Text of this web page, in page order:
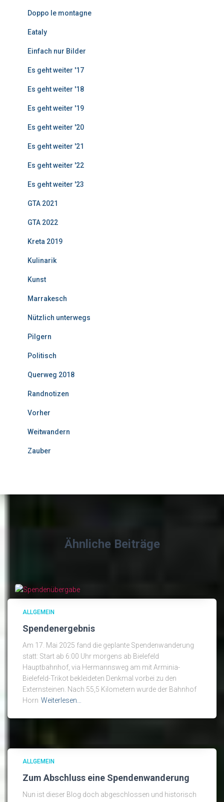
Doppo le montagne
Eataly
Einfach nur Bilder
Es geht weiter '17
Es geht weiter '18
Es geht weiter '19
Es geht weiter '20
Es geht weiter '21
Es geht weiter '22
Es geht weiter '23
GTA 2021
GTA 2022
Kreta 2019
Kulinarik
Kunst
Marrakesch
Nützlich unterwegs
Pilgern
Politisch
Querweg 2018
Randnotizen
Vorher
Weitwandern
Zauber
Ähnliche Beiträge
ALLGEMEIN
Spendenergebnis
Am 17. Mai 2025 fand die geplante Spendenwanderung
statt: Start ab 6:00 Uhr morgens ab Bielefeld
Hauptbahnhof, via Hermannsweg am mit Arminia-
Bielefeld-Trikot bekleideten Denkmal vorbei zu den
Externsteinen. Nach 55,5 Kilometern wurde der Bahnhof
Horn Weiterlesen…
ALLGEMEIN
Zum Abschluss eine Spendenwanderung
Nun ist dieser Blog doch abgeschlossen und historisch